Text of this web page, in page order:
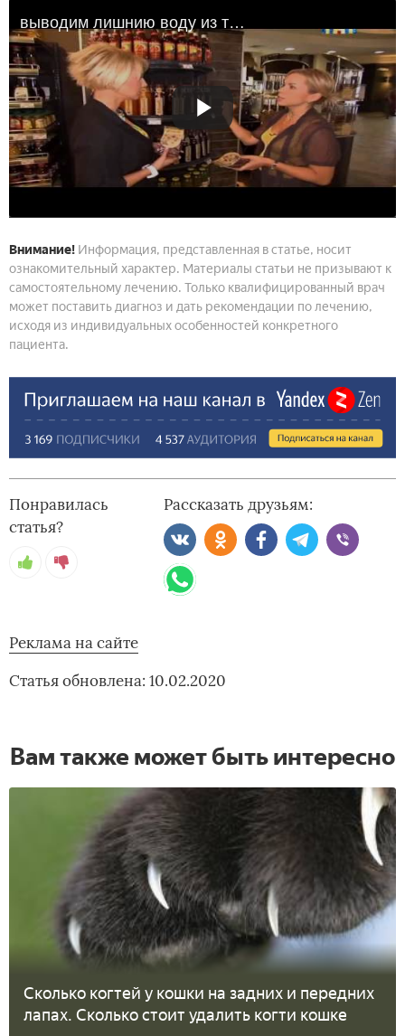
выводим лишнию воду из тела
Внимание! Информация, представленная в статье, носит
ознакомительный характер. Материалы статьи не призывают к
самостоятельному лечению. Только квалифицированный врач
может поставить диагноз и дать рекомендации по лечению,
исходя из индивидуальных особенностей конкретного
пациента.
Понравилась
статья?
Рассказать друзьям:
Реклама на сайте
Статья обновлена: 10.02.2020
Вам также может быть интересно
Сколько когтей у кошки на задних и передних
лапах. Сколько стоит удалить когти кошке